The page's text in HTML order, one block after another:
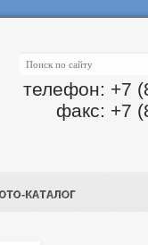
телефон: +7
факс: +7